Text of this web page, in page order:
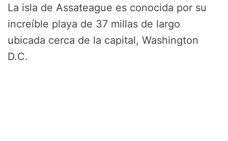
La isla de Assateague es conocida por su
increíble playa de 37 millas de largo
ubicada cerca de la capital, Washington
D.C.